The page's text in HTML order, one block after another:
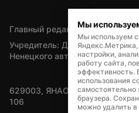
Главный редактор — А.Л.
Учредитель: Департамент
Ненецкого автономного округа
629003, ЯНАО, Салехард, мкр.
106
Мы
Мы используем
настройки,
работу сайта,
эффективность.
использования
самостоятельно
браузера.
можно удалить